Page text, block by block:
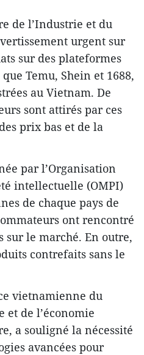
de l’Industrie et du
urgent sur
sur des plateformes
Temu, Shein et 1688,
au Vietnam. De
sont attirés par ces
prix bas et de la
par l’Organisation
intellectuelle (OMPI)
de chaque pays de
ont rencontré
sur le marché. En outre,
contrefaits sans le
vietnamienne du
et de l’économie
a souligné la nécessité
avancées pour